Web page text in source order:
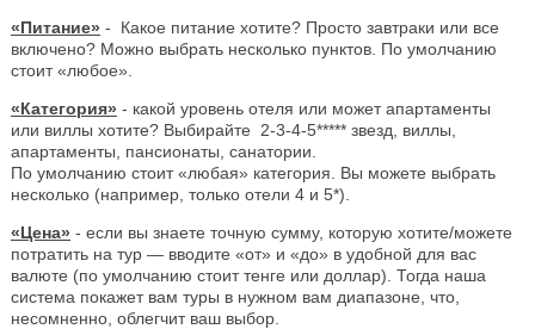
«Питание» - Какое питание хотите? Просто завтраки или все
включено? Можно выбрать несколько пунктов. По умолчанию
стоит «любое».
«Категория» - какой уровень отеля или может апартаменты
или виллы хотите? Выбирайте 2-3-4-5***** звезд, виллы,
апартаменты, пансионаты, санатории.
По умолчанию стоит «любая» категория. Вы можете выбрать
несколько (например, только отели 4 и 5*).
«Цена» - если вы знаете точную сумму, которую хотите/можете
потратить на тур — вводите «от» и «до» в удобной для вас
валюте (по умолчанию стоит тенге или доллар). Тогда наша
система покажет вам туры в нужном вам диапазоне, что,
несомненно, облегчит ваш выбор.